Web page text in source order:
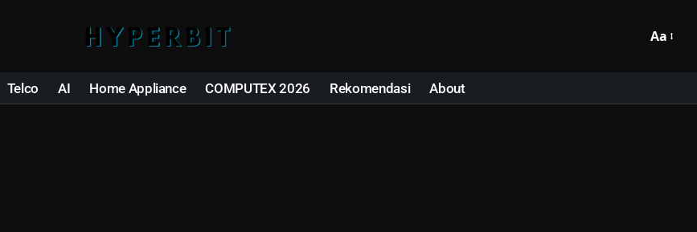
Aa
Telco AI Home Appliance COMPUTEX 2026 Rekomendasi About